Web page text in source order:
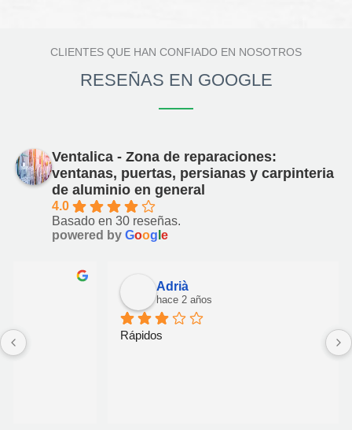
CLIENTES QUE HAN CONFIADO EN NOSOTROS
RESEÑAS EN GOOGLE
Ventalica - Zona de reparaciones:
ventanas, puertas, persianas y carpinteria
de aluminio en general
4.0
Basado en 30 reseñas.
powered by Goog e
Adrià
hace 2 años